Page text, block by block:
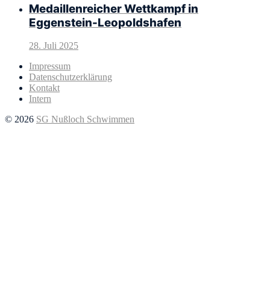
Medaillenreicher Wettkampf in
Eggenstein-Leopoldshafen
28. Juli 2025
Impressum
Datenschutzerklärung
Kontakt
Intern
© 2026 SG Nußloch Schwimmen